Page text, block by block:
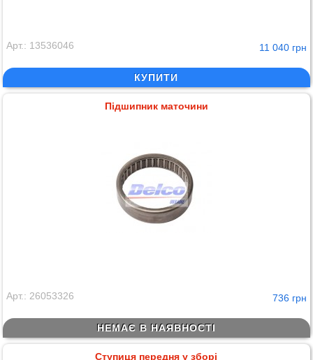
Арт.: 13536046 11 040 грн
КУПИТИ
Підшипник маточини
Арт.: 26053326 736 грн
НЕМАЄ В НАЯВНОСТІ
Ступиця передня у зборі